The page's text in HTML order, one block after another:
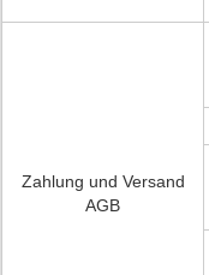
Zahlung und Versand
AGB